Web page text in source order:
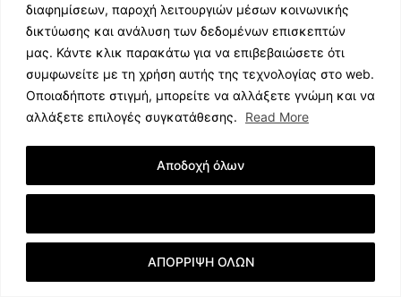
διαφημίσεων, παροχή λειτουργιών μέσων κοινωνικής
δικτύωσης και ανάλυση των δεδομένων επισκεπτών
μας. Κάντε κλικ παρακάτω για να επιβεβαιώσετε ότι
συμφωνείτε με τη χρήση αυτής της τεχνολογίας στο web.
Οποιαδήποτε στιγμή, μπορείτε να αλλάξετε γνώμη και να
αλλάξετε επιλογές συγκατάθεσης.
Read More
ΑΠΟΡΡΙΨΗ ΟΛΩΝ
Αποδοχή όλων
ΕΛΛΗΝΙΚΗ ΜΟΥΣΙΚΗ
TV SHOWS
EVENTS
ΘΕΑΤΡΟ
ΔΙΑΓΩΝΙΣΜΟΙ
STOA CULTURA
ΣΥΝΕΝΤΕΥΞΕΙΣ
© 2023 music.net.cy, All Rights Reserved